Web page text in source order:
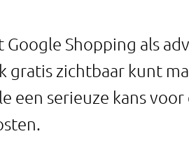
Shopping als
zichtbaar kunt
een serieuze kans